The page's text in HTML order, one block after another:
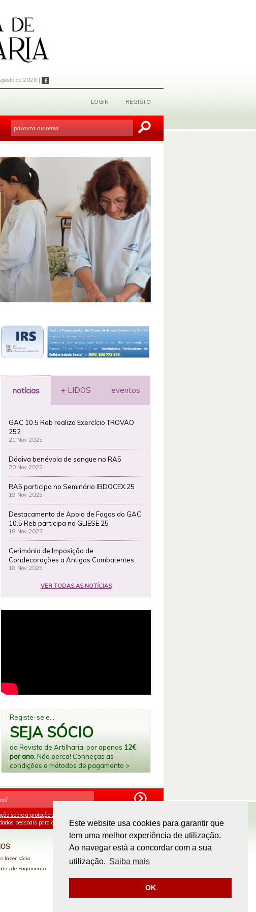
Este website usa cookies para garantir que
tem uma melhor experiência de utilização.
Ao navegar está a concordar com a sua
utilização. Saiba mais
OK
de 2026 |
LOGIN REGISTO
notícias + LIDOS eventos
GAC 10.5 Reb realiza Exercício TROVÃO
252
21 Nov 2025
Dádiva benévola de sangue no RA5
20 Nov 2025
RA5 participa no Seminário IBDOCEX 25
19 Nov 2025
Destacamento de Apoio de Fogos do GAC
10.5 Reb participa no GLIESE 25
18 Nov 2025
Cerimónia de Imposição de
Condecorações a Antigos Combatentes
18 Nov 2025
VER TODAS AS NOTÍCIAS
Registe-se e...
SEJA SÓCIO
da Revista de Artilharia, por apenas 12€
por ano. Não perca! Conheças as
condições e métodos de pagamento >
sobre a proteção de dados
pessoais para os fins mencionados.
fazer sócio
de Pagamento
PAGAMENTOS ONLINE